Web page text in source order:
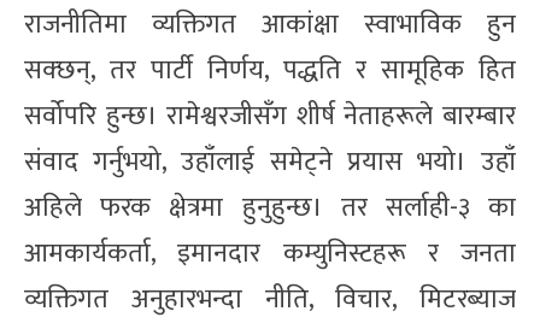
राजनीतिमा व्यक्तिगत आकांक्षा स्वाभाविक हुन
सक्छन्, तर पार्टी निर्णय, पद्धति र सामूहिक हित
सर्वोपरि हुन्छ। रामेश्वरजीसँग शीर्ष नेताहरूले बारम्बार
संवाद गर्नुभयो, उहाँलाई समेट्ने प्रयास भयो। उहाँ
अहिले फरक क्षेत्रमा हुनुहुन्छ। तर सर्लाही-३ का
आमकार्यकर्ता, इमानदार कम्युनिस्टहरू र जनता
व्यक्तिगत अनुहारभन्दा नीति, विचार, मिटरब्याज